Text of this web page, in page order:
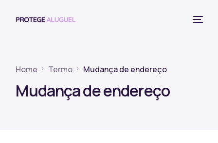
Home Termo Mudança de endereço
Mudança de endereço